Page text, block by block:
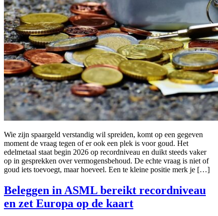
Wie zijn spaargeld verstandig wil spreiden, komt op een gegeven
moment de vraag tegen of er ook een plek is voor goud. Het
edelmetaal staat begin 2026 op recordniveau en duikt steeds vaker
op in gesprekken over vermogensbehoud. De echte vraag is niet of
goud iets toevoegt, maar hoeveel. Een te kleine positie merk je […]
Beleggen in ASML bereikt recordniveau
en zet Europa op de kaart